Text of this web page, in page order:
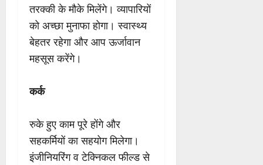
तरक्की के मौके मिलेंगे। व्यापारियों
को अच्छा मुनाफा होगा। स्वास्थ्य
बेहतर रहेगा और आप ऊर्जावान
महसूस करेंगे।
कर्क
रुके हुए काम पूरे होंगे और
सहकर्मियों का सहयोग मिलेगा।
इंजीनियरिंग व टेक्निकल फील्ड से